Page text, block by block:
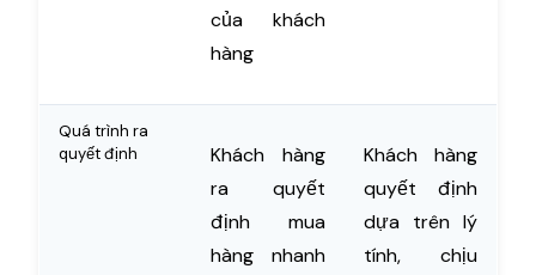
của khách
hàng
Quá trình ra
quyết định
Khách hàng
ra quyết
định mua
hàng nhanh
Khách hàng
quyết định
dựa trên lý
tính, chịu